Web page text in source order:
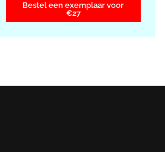
Bestel een exemplaar voor
€27